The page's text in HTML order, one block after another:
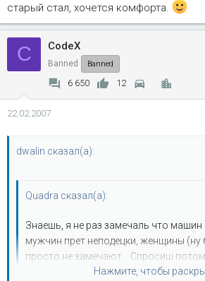
старый стал, хочется комфорта.
C CodeX
Banned Banned
6 650 12
22.02.2007
dwalin сказал(а):
Quadra сказал(а):
Знаешь, я не раз замечаль что машин
мужчин прет неподецки, женщины
просто не замечают... Спросиш
да, такой большой черный..."...и что
Нажмите, чтобы